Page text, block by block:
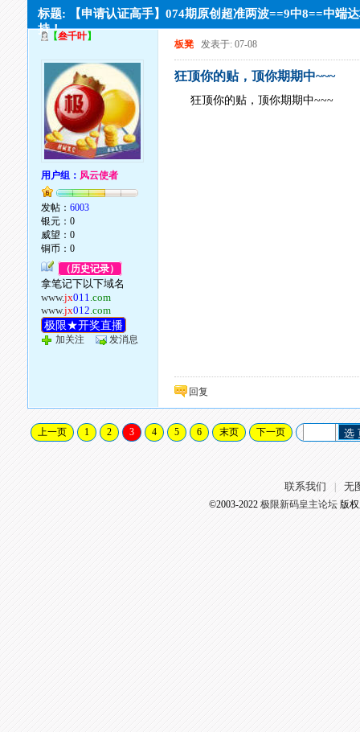
标题: 【申请认证高手】074期原创超准两波==9中8==中端
持！
【叁千叶】
用户组： 风云使者
发帖：6003
银元：0
威望：0
铜币：0
（历史记录）
拿笔记下以下域名
www.jx011.com
www.jx012.com
极限★开奖直播
加关注 发消息
板凳 发表于: 07-08
狂顶你的贴，顶你期期中~~~
狂顶你的贴，顶你期期中~~~
回复
上一页 1 2 3 4 5 6 末页 下一页 选
联系我们 无
©2003-2022 极限新码皇主论坛版权